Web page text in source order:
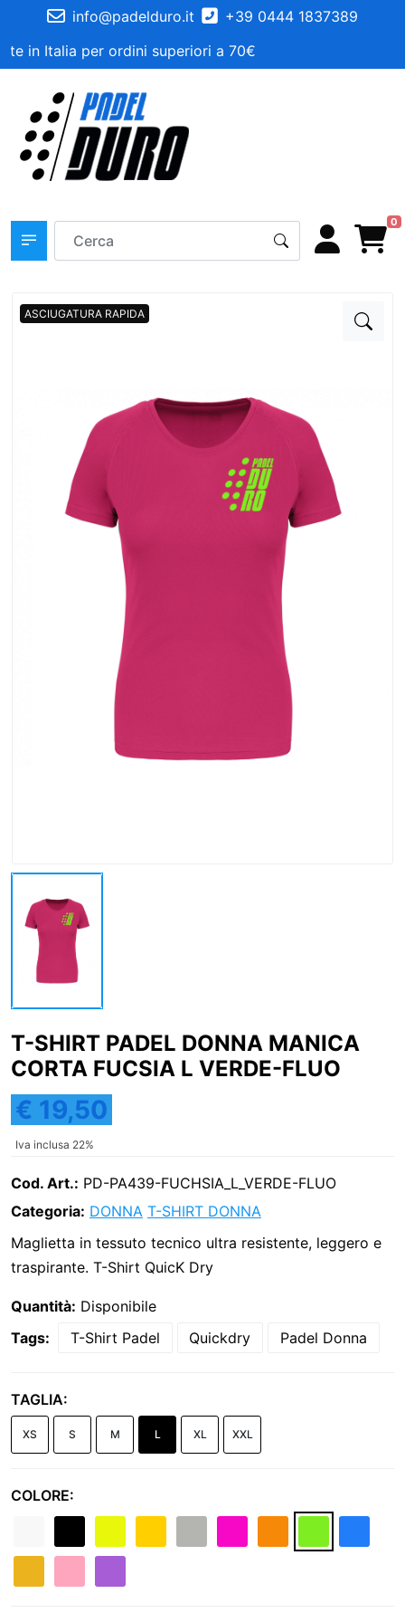
info@padelduro.it
+39 0444 1837389
in Italia per ordini superiori a 70€
0
ASCIUGATURA RAPIDA
T-SHIRT PADEL DONNA MANICA
CORTA FUCSIA L VERDE-FLUO
€ 19,50
Iva inclusa 22%
Cod. Art.: PD-PA439-FUCHSIA_L_VERDE-FLUO
Categoria: DONNA T-SHIRT DONNA
Maglietta in tessuto tecnico ultra resistente, leggero e
traspirante. T-Shirt QuicK Dry
Quantità: Disponibile
Tags:
T-Shirt Padel Quickdry Padel Donna
TAGLIA:
XS S M L XL XXL
COLORE: